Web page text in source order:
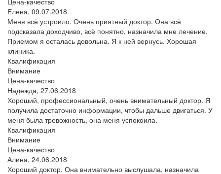
Елена, 09.07.2018
Меня всё устроило. Очень приятный доктор. Она всё
подсказала доходчиво, всё понятно, назначила мне лечение.
Приемом я осталась довольна. Я к ней вернусь. Хорошая
клиника.
Квалификация
Внимание
Цена-качество
Надежда, 27.06.2018
Хороший, профессиональный, очень внимательный доктор. Я
получила достаточно информации, чтобы дальше двигаться. У
меня была тревожность, она меня успокоила.
Квалификация
Внимание
Цена-качество
Алина, 24.06.2018
Хороший доктор. Она внимательно выслушала, назначила